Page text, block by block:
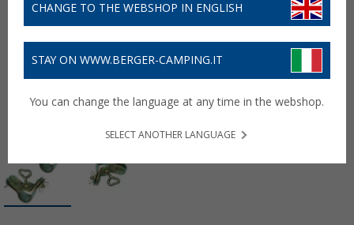
CHANGE TO THE WEBSHOP IN ENGLISH
STAY ON WWW.BERGER-CAMPING.IT
You can change the language at any time in the webshop.
SELECT ANOTHER LANGUAGE